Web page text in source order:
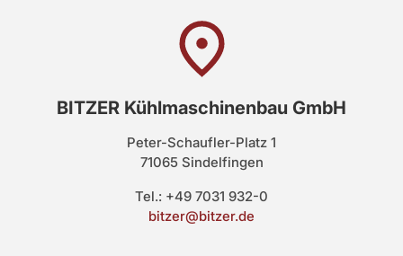
BITZER Kühlmaschinenbau GmbH
Peter-Schaufler-Platz 1
71065 Sindelfingen
Tel.: +49 7031 932-0
bitzer@bitzer.de